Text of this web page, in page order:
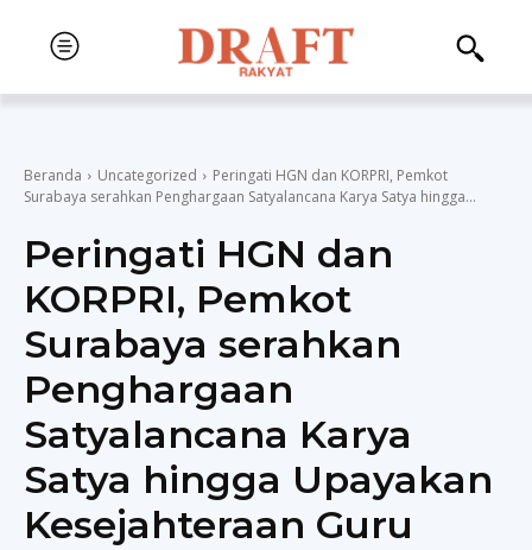
Beranda Uncategorized
Peringati HGN dan KORPRI, Pemkot
Surabaya serahkan Penghargaan Satyalancana Karya Satya hingga...
Peringati HGN dan
KORPRI, Pemkot
Surabaya serahkan
Penghargaan
Satyalancana Karya
Satya hingga Upayakan
Kesejahteraan Guru